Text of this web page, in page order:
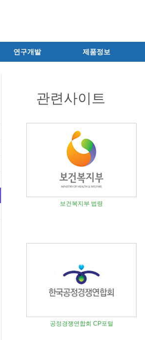
연구개발
조직 및 업무
주요 연구과제
기술혁신 네트워크
제품정보
전문의약품
일반의약품
의약외품
화장품
건강기능식품
식품ㆍ음료
관련사이트
보건복지부 법령
공정경쟁연합회 CP포털